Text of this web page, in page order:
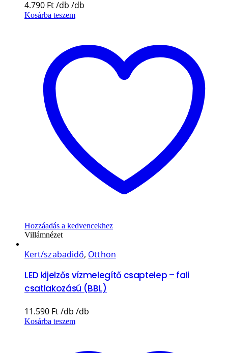
4.790 Ft
Kosárba teszem
Hozzáadás a kedvencekhez
Villámnézet
Kert/szabadidő, Otthon
LED kijelzős vízmelegítő csaptelep – fali
csatlakozású (BBL)
11.590 Ft
Kosárba teszem